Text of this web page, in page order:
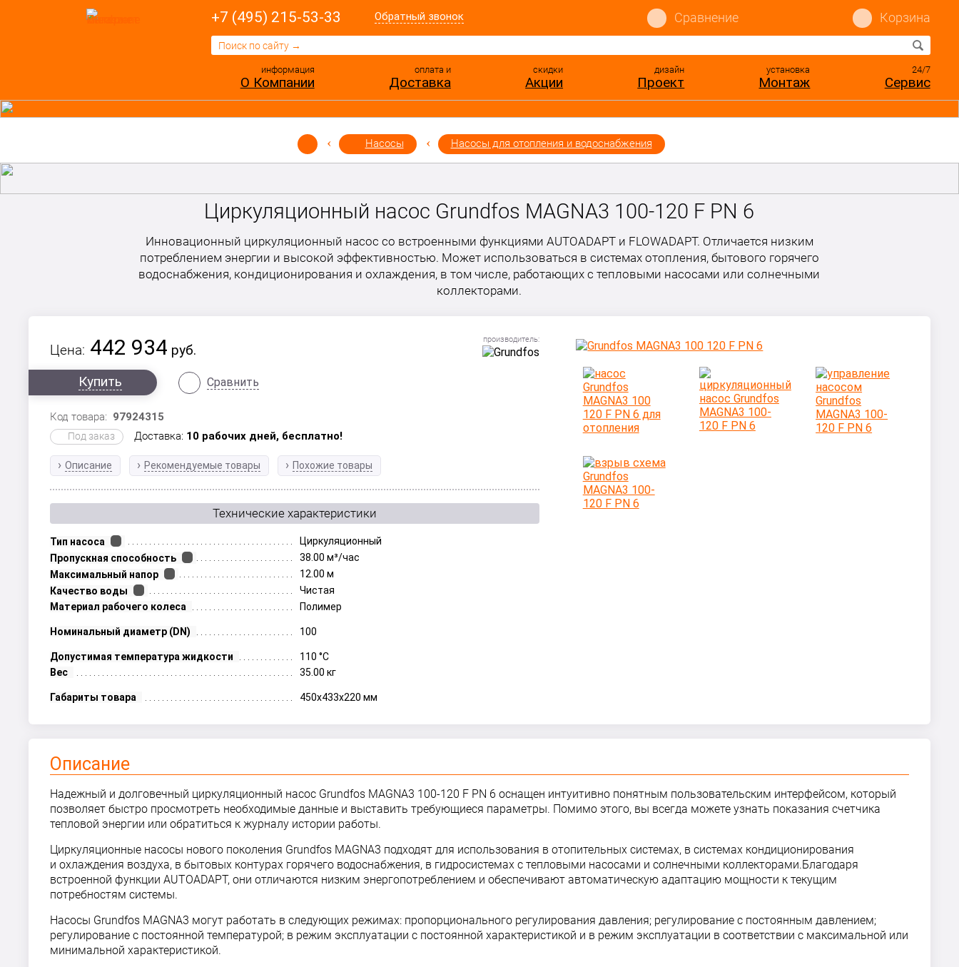
+7 (495) 215-53-33 Обратный звонок Сравнение Корзина
информация
О Компании
оплата и
Доставка
скидки
Акции
дизайн
Проект
установка
Монтаж
24/7
Сервис
Насосы Насосы для отопления и водоснабжения
Циркуляционный насос Grundfos MAGNA3 100-120 F PN 6
Инновационный циркуляционный насос со встроенными функциями AUTOADAPT и FLOWADAPT. Отличается низким
потреблением энергии и высокой эффективностью. Может использоваться в системах отопления, бытового горячего
водоснабжения, кондиционирования и охлаждения, в том числе, работающих с тепловыми насосами или солнечными
коллекторами.
Цена: 442 934 руб.
Купить
Сравнить
Код товара: 97924315
Под заказ Доставка: 10 рабочих дней, бесплатно!
Описание Рекомендуемые товары Похожие товары
Технические характеристики
Тип насоса
Циркуляционный
Пропускная способность
38.00 м³/час
Максимальный напор
12.00 м
Качество воды
Чистая
Материал рабочего колеса
Полимер
Номинальный диаметр (DN) 100
Допустимая температура жидкости
110 °С
Вес
35.00 кг
Габариты товара 450x433x220 мм
Описание
Надежный и долговечный циркуляционный насос Grundfos MAGNA3 100-120 F PN 6 оснащен интуитивно понятным пользовательским интерфейсом, который
позволяет быстро просмотреть необходимые данные и выставить требующиеся параметры. Помимо этого, вы всегда можете узнать показания счетчика
тепловой энергии или обратиться к журналу истории работы.
Циркуляционные насосы нового поколения Grundfos MAGNA3 подходят для использования в отопительных системах, в системах кондиционирования
и охлаждения воздуха, в бытовых контурах горячего водоснабжения, в гидросистемах с тепловыми насосами и солнечными коллекторами.Благодаря
встроенной функции AUTOADAPT, они отличаются низким энергопотреблением и обеспечивают автоматическую адаптацию мощности к текущим
потребностям системы.
Насосы Grundfos MAGNA3 могут работать в следующих режимах: пропорционального регулирования давления; регулирование с постоянным давлением;
регулирование с постоянной температурой; в режим эксплуатации с постоянной характеристикой и в режим эксплуатации в соответствии с максимальной или
минимальной характеристикой.